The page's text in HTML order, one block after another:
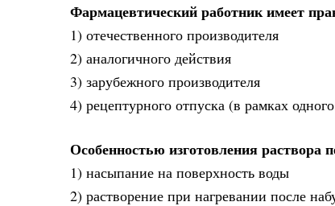
Фармацевтический работник имеет
1) отечественного производителя
2) аналогичного действия
3) зарубежного производителя
4) рецептурного отпуска (в рамках
Особенностью изготовления раствора
1) насыпание на поверхность воды
2) растворение при нагревании после